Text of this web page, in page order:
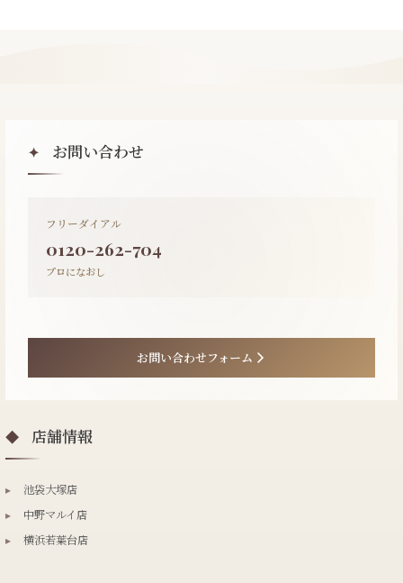
✦ お問い合わせ
フリーダイアル
0120-262-704
プロになおし
お問い合わせフォーム
◆ 店舗情報
▸
池袋大塚店
▸
中野マルイ店
▸
横浜若葉台店